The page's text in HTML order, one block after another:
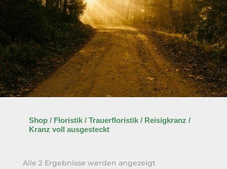
Shop/ Floristik/ Trauerfloristik/ Reisigkranz /
Kranz voll ausgesteckt
Alle 2 Ergebnisse werden angezeigt